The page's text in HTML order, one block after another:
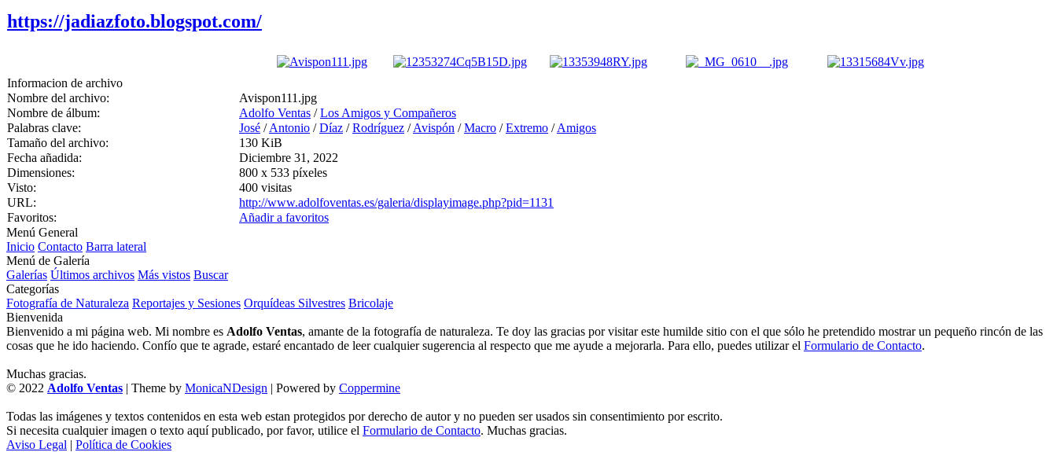
https://jadiazfoto.blogspot.com/
Informacion de archivo
Nombre del archivo:
Avispon111.jpg
Nombre de álbum:
Adolfo Ventas /Los Amigos y Compañeros
Palabras clave:
José /Antonio /Díaz /Rodríguez /Avispón /Macro /Extremo /Amigos
Tamaño del archivo:
130 KiB
Fecha añadida:
Diciembre 31, 2022
Dimensiones:
800 x 533 píxeles
Visto:
400 visitas
URL:
http://www.adolfoventas.es/galeria/displayimage.php?pid=1131
Favoritos:
Añadir a favoritos
Menú General
Inicio Contacto Barra lateral
Menú de Galería
Galerías Últimos archivos Más vistos Buscar
Categorías
Fotografía de Naturaleza Reportajes y Sesiones Orquídeas Silvestres Bricolaje
Bienvenida
Bienvenido a mi página web. Mi nombre es Adolfo Ventas, amante de la fotografía de naturaleza. Te doy las gracias por visitar este humilde sitio con el que sólo he pretendido mostrar un pequeño rincón de las
cosas que he ido haciendo. Confío que te agrade, estaré encantado de leer cualquier sugerencia al respecto que me ayude a mejorarla. Para ello, puedes utilizar el Formulario de Contacto.
Muchas gracias.
© 2022 Adolfo Ventas | Theme by MonicaNDesign | Powered by Coppermine
Todas las imágenes y textos contenidos en esta web estan protegidos por derecho de autor y no pueden ser usados sin consentimiento por escrito.
Si necesita cualquier imagen o texto aquí publicado, por favor, utilice el Formulario de Contacto. Muchas gracias.
Aviso Legal | Política de Cookies